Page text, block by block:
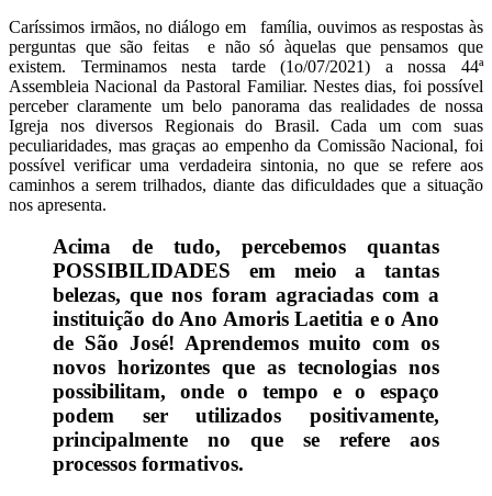
Caríssimos irmãos, no diálogo em família, ouvimos as respostas às
perguntas que são feitas e não só àquelas que pensamos que
existem. Terminamos nesta tarde (1o/07/2021) a nossa 44ª
Assembleia Nacional da Pastoral Familiar. Nestes dias, foi possível
perceber claramente um belo panorama das realidades de nossa
Igreja nos diversos Regionais do Brasil. Cada um com suas
peculiaridades, mas graças ao empenho da Comissão Nacional, foi
possível verificar uma verdadeira sintonia, no que se refere aos
caminhos a serem trilhados, diante das dificuldades que a situação
nos apresenta.
Acima de tudo, percebemos quantas
POSSIBILIDADES em meio a tantas
belezas, que nos foram agraciadas com a
instituição do Ano Amoris Laetitia e o Ano
de São José! Aprendemos muito com os
novos horizontes que as tecnologias nos
possibilitam, onde o tempo e o espaço
podem ser utilizados positivamente,
principalmente no que se refere aos
processos formativos.